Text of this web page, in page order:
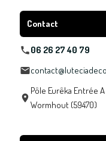
Contact
06 26 27 40 79
Pôle Eurêka Entrée
Wormhout (59470)